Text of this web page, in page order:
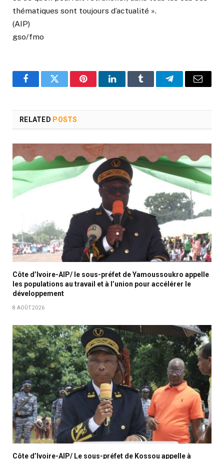
thématiques sont toujours d’actualité ».
(AIP)
gso/fmo
FacebookTwitter PinterestLinkedInTumblr TelegramEmail
RELATED POSTS
Côte d’Ivoire-AIP/ le sous-préfet de Yamoussoukro appelle
les populations au travail et à l’union pour accélérer le
développement
8 AOÛT 2026
Côte d’Ivoire-AIP/ Le sous-préfet de Kossou appelle à